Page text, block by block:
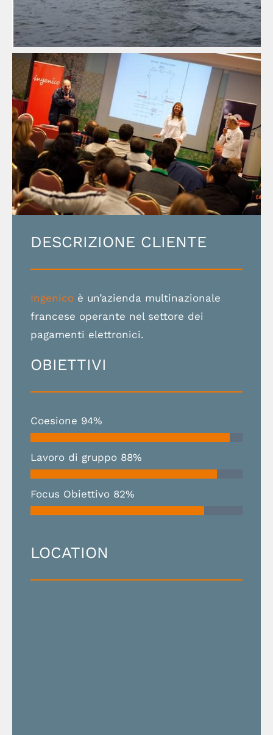
DESCRIZIONE CLIENTE
Ingenico è un’azienda multinazionale
francese operante nel settore dei
pagamenti elettronici.
OBIETTIVI
Coesione 94%
Lavoro di gruppo 88%
Focus Obiettivo 82%
LOCATION